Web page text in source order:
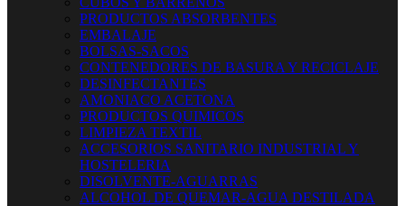
PRODUCTOS ABSORBENTES
EMBALAJE
BOLSAS-SACOS
CONTENEDORES DE BASURA Y RECICLAJE
DESINFECTANTES
AMONIACO ACETONA
PRODUCTOS QUIMICOS
LIMPIEZA TEXTIL
ACCESORIOS SANITARIO INDUSTRIAL Y
HOSTELERIA
DISOLVENTE-AGUARRAS
ALCOHOL DE QUEMAR-AGUA DESTILADA